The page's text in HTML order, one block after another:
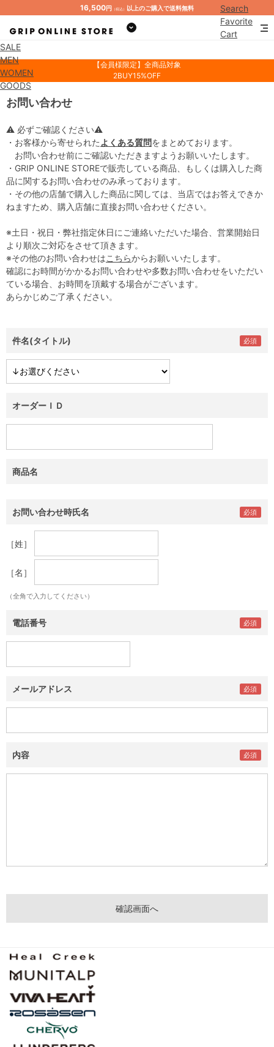
16,500円 （税込） 以上のご購入で送料無料
Search
Favorite
Cart
SALE
MEN
WOMEN
GOODS
【会員様限定】全商品対象
2BUY15%OFF
お問い合わせ
⚠ 必ずご確認ください⚠
・お客様から寄せられた よくある質問をまとめております。
お問い合わせ前にご確認いただきますようお願いいたします。
・GRIP ONLINE STOREで販売している商品、もしくは購入した商
品に関するお問い合わせのみ承っております。
・その他の店舗で購入した商品に関しては、当店ではお答えできか
ねますため、購入店舗に直接お問い合わせください。
※土日・祝日・弊社指定休日にご連絡いただいた場合、営業開始日
より順次ご対応をさせて頂きます。
※その他のお問い合わせはこちらからお願いいたします。
確認にお時間がかかるお問い合わせや多数お問い合わせをいただい
ている場合、お時間を頂戴する場合がございます。
あらかじめご了承ください。
件名(タイトル)
オーダーＩＤ
商品名
お問い合わせ時氏名
［姓］
［名］
（全角で入力してください）
電話番号
メールアドレス
内容